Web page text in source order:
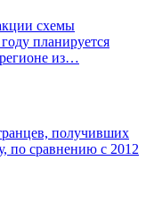
схемы
планируется
из…
получивших
по сравнению с 2012